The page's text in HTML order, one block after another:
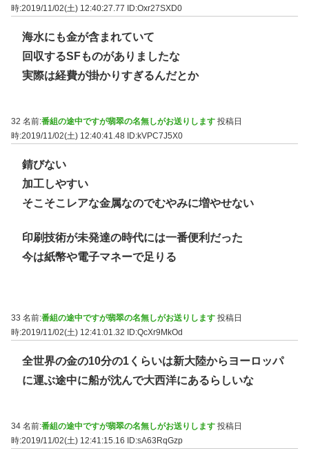
時:2019/11/02(土) 12:40:27.77
ID:Oxr27SXD0
海水にも金が含まれていて
回収するSFものがありましたな
実際は経費が掛かりすぎるんだとか
32 名前:番組の途中ですが翡翠の名無しがお送りします 投稿日
時:2019/11/02(土) 12:40:41.48 ID:kVPC7J5X0
錆びない
加工しやすい
そこそこレアな金属なのでむやみに増やせない
印刷技術が未発達の時代には一番便利だった
今は紙幣や電子マネーで足りる
33 名前:番組の途中ですが翡翠の名無しがお送りします 投稿日
時:2019/11/02(土) 12:41:01.32
ID:QcXr9MkOd
全世界の金の10分の1くらいは新大陸からヨーロッパ
に運ぶ途中に船が沈んで大西洋にあるらしいな
34 名前:番組の途中ですが翡翠の名無しがお送りします 投稿日
時:2019/11/02(土) 12:41:15.16 ID:sA63RqGzp